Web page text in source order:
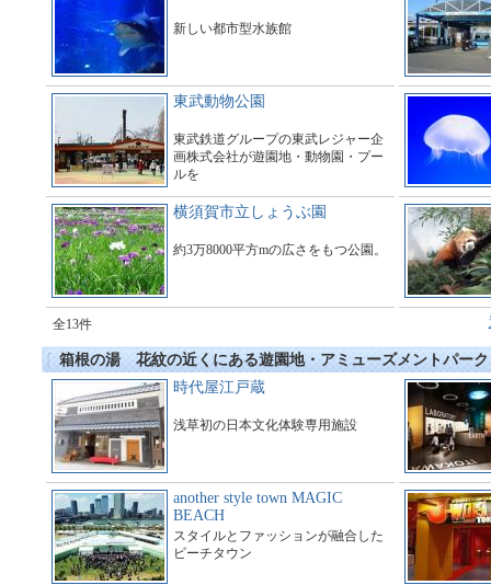
新しい都市型水族館
東武動物公園
東武鉄道グループの東武レジャー企
画株式会社が遊園地・動物園・プー
ルを
施設である。
横須賀市立しょうぶ園
約3万8000平方mの広さをもつ公園。
全13件
箱根の湯 花紋の近くにある遊園地・アミューズメントパーク
時代屋江戸蔵
浅草初の日本文化体験専用施設
another style town MAGIC
BEACH
スタイルとファッションが融合した
ビーチタウン